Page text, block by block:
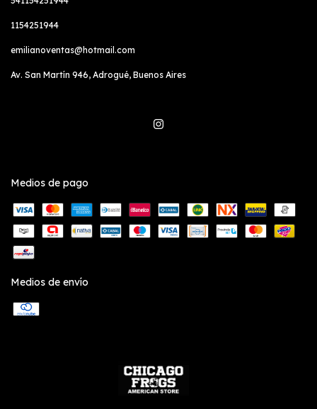
1154251944
emilianoventas@hotmail.com
Av. San Martín 946, Adrogué, Buenos Aires
Medios de pago
Medios de envío